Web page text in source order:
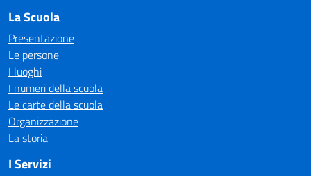
La Scuola
Presentazione
Le persone
I luoghi
I numeri della scuola
Le carte della scuola
Organizzazione
La storia
I Servizi